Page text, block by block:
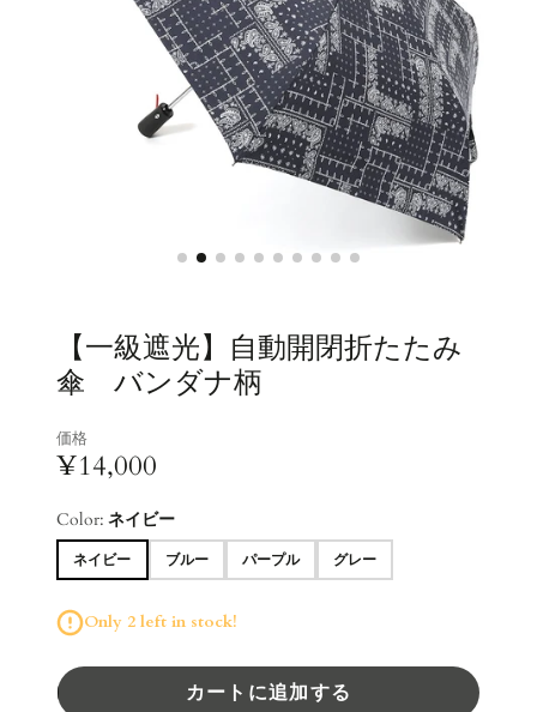
【一級遮光】自動開閉折たたみ
傘 バンダナ柄
価格
¥14,000
Color: ネイビー
ネイビー ブルー パープル グレー
Only 2 left in stock!
カートに追加する